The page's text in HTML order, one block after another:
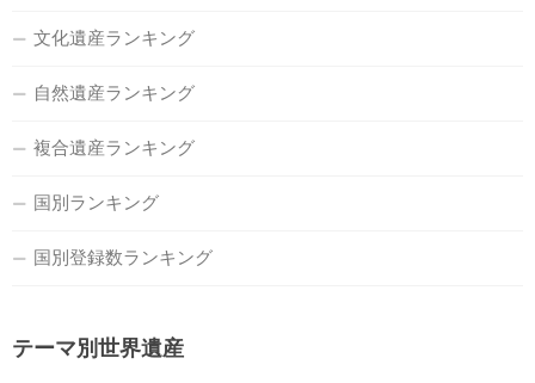
文化遺産ランキング
自然遺産ランキング
複合遺産ランキング
国別ランキング
国別登録数ランキング
テーマ別世界遺産